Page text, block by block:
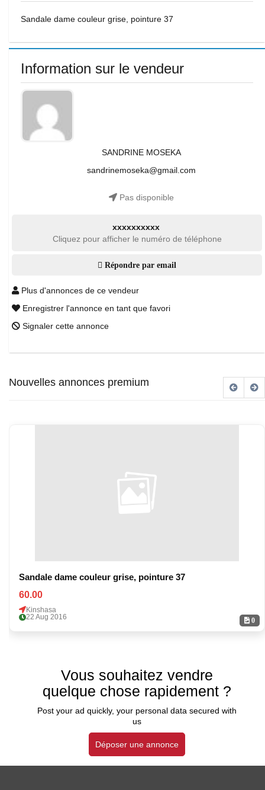
Sandale dame couleur grise, pointure 37
Information sur le vendeur
SANDRINE MOSEKA
sandrinemoseka@gmail.com
Pas disponible
xxxxxxxxxx
Cliquez pour afficher le numéro de téléphone
Répondre par email
Plus d'annonces de ce vendeur
Enregistrer l'annonce en tant que favori
Signaler cette annonce
Nouvelles annonces premium
0
Sandale dame couleur grise, pointure 37
60.00
Kinshasa
22 Aug 2016
Vous souhaitez vendre
quelque chose rapidement ?
Post your ad quickly, your personal data secured with
us
Déposer une annonce